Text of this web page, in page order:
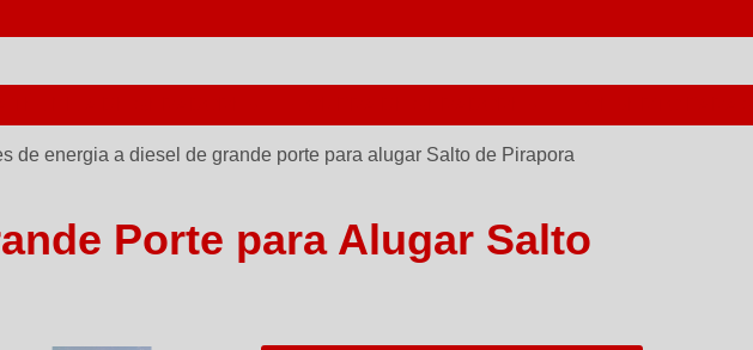
de energia a diesel de grande porte para alugar Salto de Pirapora
Porte para Alugar Salto